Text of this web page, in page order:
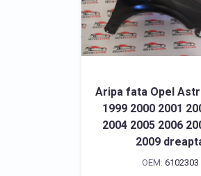
Aripa fata Opel
1999 2000 2001
2004 2005 2006
2009
OEM: 6102303